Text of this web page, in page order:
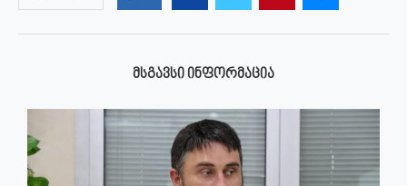
ᲛᲡᲒᲐᲕᲡᲘ ᲘᲜᲤᲝᲠᲛᲐᲪᲘᲐ